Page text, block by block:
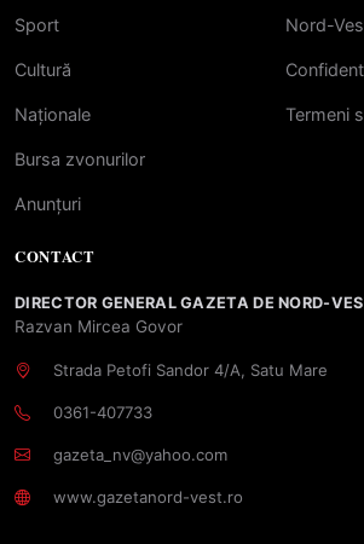
Sport
Cultură
Naționale
Bursa zvonurilor
Anunțuri
Nord-
Termeni
CONTACT
DIRECTOR GENERAL GAZETA DE NORD-
Razvan Mircea Govor
Strada Petofi Sandor 4/A, Satu Mare
0361-407733
gazeta_nv@yahoo.com
www.gazetanord-vest.ro